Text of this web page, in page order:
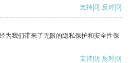
支持[0] 反对[0]
为我们带来了无限的隐私保护和安全性保
支持[0] 反对[0]